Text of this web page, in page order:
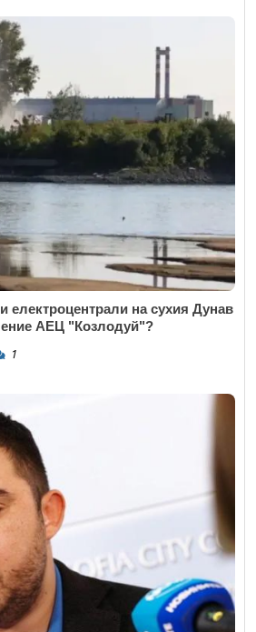
електроцентрали на сухия Дунав
АЕЦ "Козлодуй"?
1